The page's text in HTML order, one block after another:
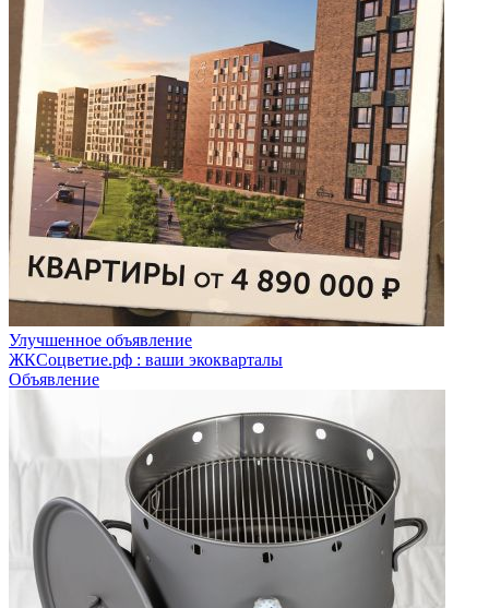
Улучшенное объявление
ЖКСоцветие.рф : ваши экокварталы
Объявление